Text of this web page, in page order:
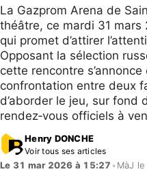
La Gazprom Arena de
théâtre, ce mardi 31 mars
qui promet d’attirer
Opposant la sélection
cette rencontre s’annonce
confrontation entre deux
d’aborder le jeu, sur fond
rendez‑vous officiels à
Henry DONCHE
Voir tous ses articles
Le 31 mar 2026 à 15:27 • MàJ